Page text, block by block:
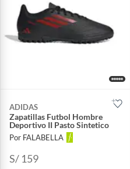
ADIDAS
Zapatillas Futbol Hombre
Deportivo II Pasto Sintetico
Por FALABELLA
S/ 159